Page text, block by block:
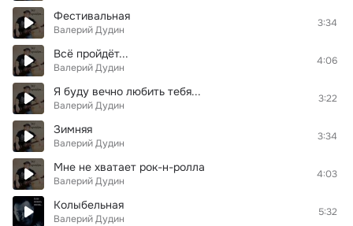
Фестивальная
Валерий Дудин
3:34
Всë пройдëт...
Валерий Дудин
4:06
Я буду вечно любить тебя...
Валерий Дудин
3:22
Зимняя
Валерий Дудин
3:34
Мне не хватает рок-н-ролла
Валерий Дудин
4:03
Колыбельная
Валерий Дудин
5:32